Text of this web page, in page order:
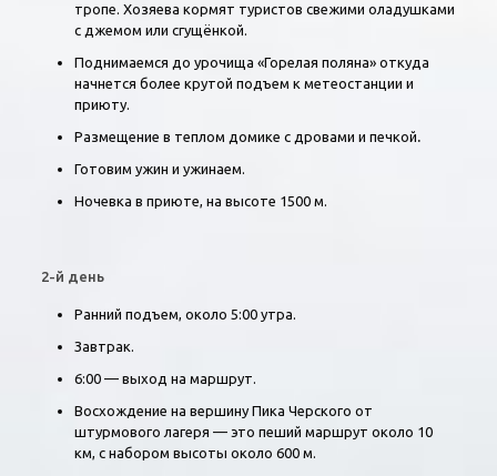
тропе. Хозяева кормят туристов свежими оладушками
с джемом или сгущёнкой.
Поднимаемся до урочища «Горелая поляна» откуда
начнется более крутой подъем к метеостанции и
приюту.
Размещение в теплом домике с дровами и печкой.
Готовим ужин и ужинаем.
Ночевка в приюте, на высоте 1500 м.
2-й день
Ранний подъем, около 5:00 утра.
Завтрак.
6:00 — выход на маршрут.
Восхождение на вершину Пика Черского от
штурмового лагеря — это пеший маршрут около 10
км, с набором высоты около 600 м.